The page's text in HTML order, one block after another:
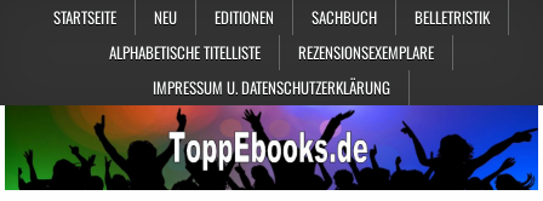
STARTSEITE NEU EDITIONEN SACHBUCH
BELLETRISTIK
ALPHABETISCHE TITELLISTE
REZENSIONSEXEMPLARE
IMPRESSUM U. DATENSCHUTZERKLÄRUNG